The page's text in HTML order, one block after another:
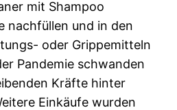
mit Shampoo
nachfüllen und in den
oder Grippemitteln
Pandemie schwanden
Kräfte hinter
Einkäufe wurden